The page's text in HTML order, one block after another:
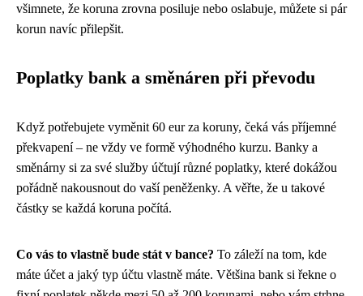
všimnete, že koruna zrovna posiluje nebo oslabuje, můžete si pár
korun navíc přilepšit.
Poplatky bank a směnáren při převodu
Když potřebujete vyměnit 60 eur za koruny, čeká vás příjemné
překvapení – ne vždy ve formě výhodného kurzu. Banky a
směnárny si za své služby účtují různé poplatky, které dokážou
pořádně nakousnout do vaší peněženky. A věřte, že u takové
částky se každá koruna počítá.
Co vás to vlastně bude stát v bance? To záleží na tom, kde
máte účet a jaký typ účtu vlastně máte. Většina bank si řekne o